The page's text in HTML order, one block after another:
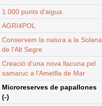
1.000 punts d'aigua
AGRI4POL
Conservem la natura a la Solana
de l'Alt Segre
Creació d'una nova llacuna pel
samaruc a l'Ametlla de Mar
Microreserves de papallones
(-)